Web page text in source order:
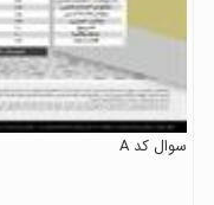
سوال کد A